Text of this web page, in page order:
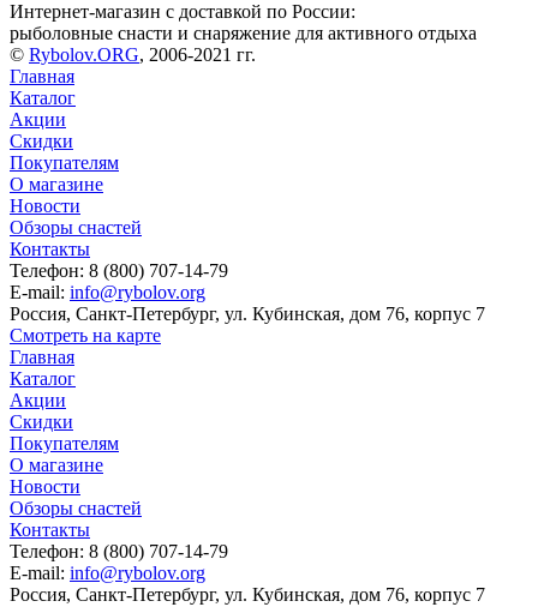
Интернет-магазин с доставкой по России:
рыболовные снасти и снаряжение для активного отдыха
© Rybolov.ORG, 2006-2021 гг.
Главная
Каталог
Акции
Скидки
Покупателям
О магазине
Новости
Обзоры снастей
Контакты
Телефон: 8 (800) 707-14-79
E-mail: info@rybolov.org
Россия, Санкт-Петербург, ул. Кубинская, дом 76, корпус 7
Смотреть на карте
Главная
Каталог
Акции
Скидки
Покупателям
О магазине
Новости
Обзоры снастей
Контакты
Телефон: 8 (800) 707-14-79
E-mail: info@rybolov.org
Россия, Санкт-Петербург, ул. Кубинская, дом 76, корпус 7